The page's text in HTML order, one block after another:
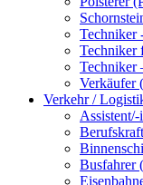
Techniker
Techniker
Techniker
Verkäufer
Verkehr /
Busfahrer